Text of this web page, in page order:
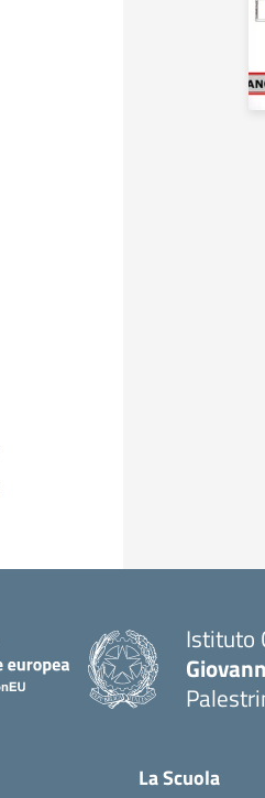
Istituto
La Scuola